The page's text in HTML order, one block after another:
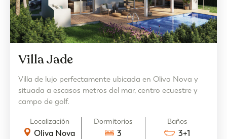
Villa Jade
Villa de lujo perfectamente ubicada en Oliva Nova y
situada a escasos metros del mar, centro ecuestre y
campo de golf.
Localización
Oliva Nova
Dormitorios
3
Baños
3+1